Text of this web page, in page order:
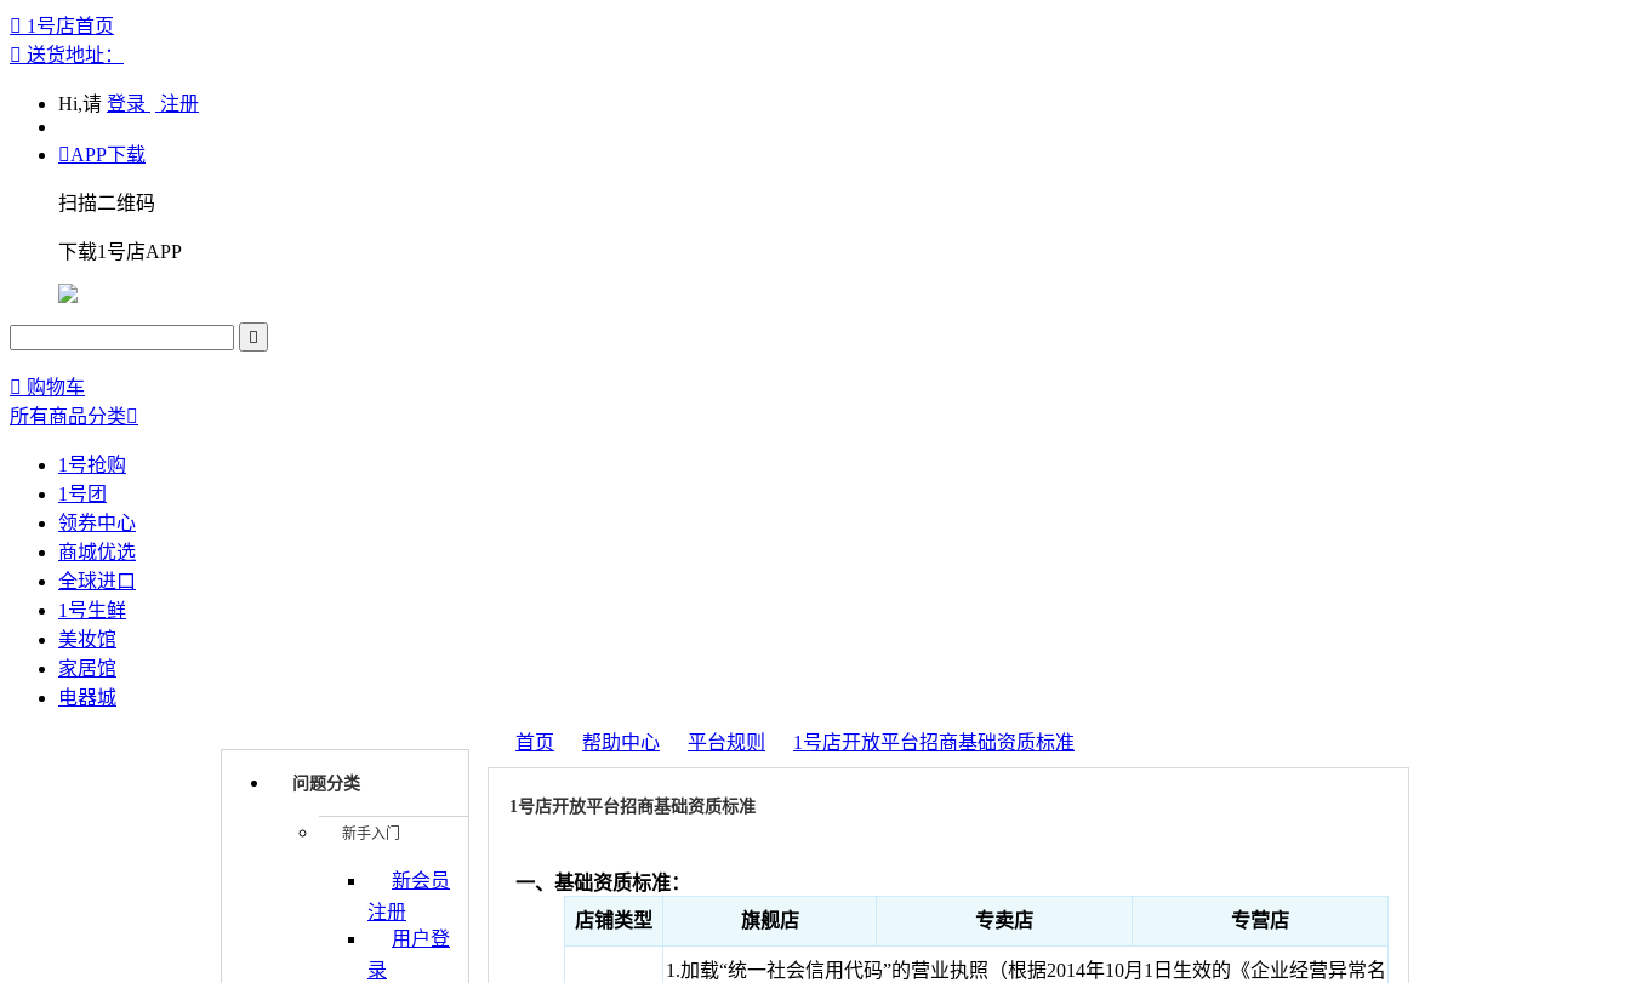
 1号店首页
 送货地址：
Hi,请 登录 注册
APP下载
扫描二维码
下载1号店APP

 购物车
所有商品分类
1号抢购
1号团
领券中心
商城优选
全球进口
1号生鲜
美妆馆
家居馆
电器城
问题分类
新手入门
新会员
注册
用户登
录
首页 帮助中心 平台规则 1号店开放平台招商基础资质标准
1号店开放平台招商基础资质标准
一、基础资质标准：
店铺类型
旗舰店 专卖店 专营店
1.加载“统一社会信用代码”的营业执照（根据2014年10月1日生效的《企业经营异常名